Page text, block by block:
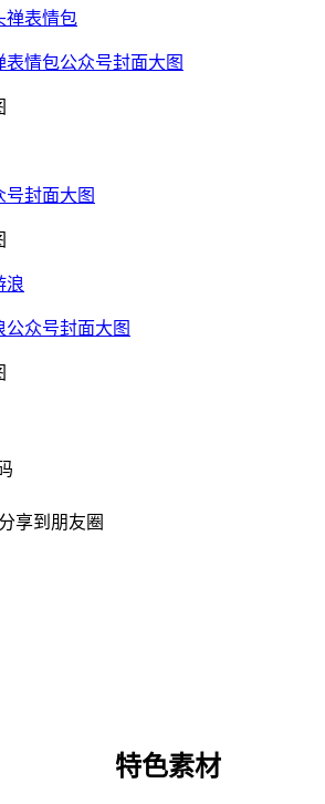
情包公众号封面大图
封面大图
众号封面大图
享到朋友圈
特色素材